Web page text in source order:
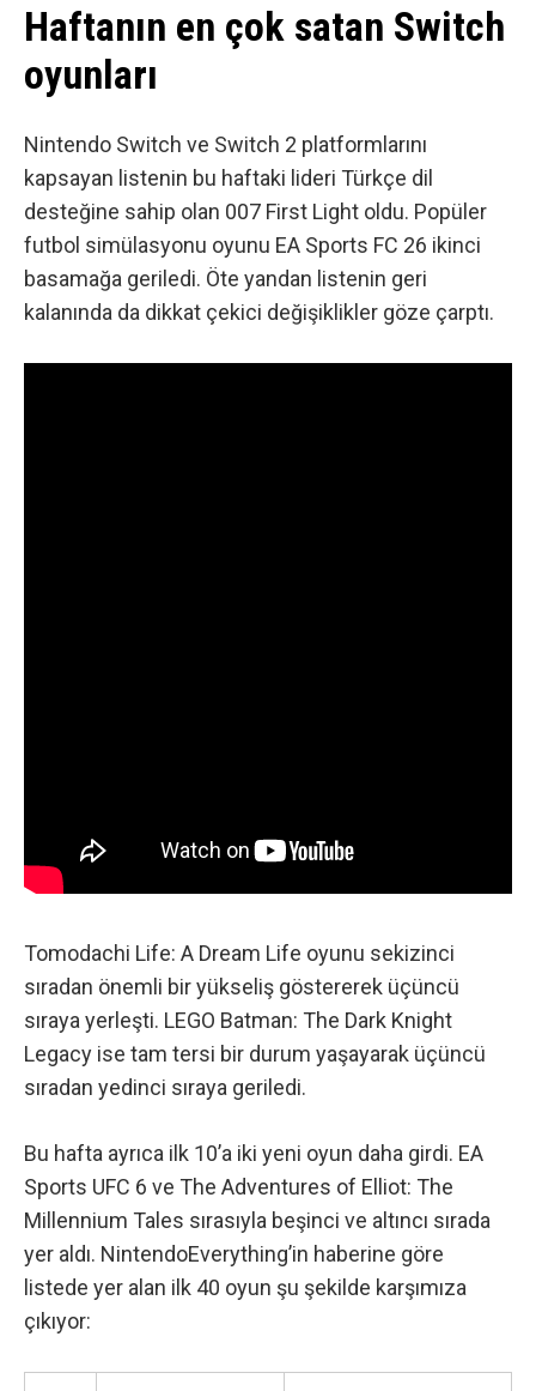
Haftanın en çok satan Switch
oyunları
Nintendo Switch ve Switch 2 platformlarını
kapsayan listenin bu haftaki lideri Türkçe dil
desteğine sahip olan 007 First Light oldu. Popüler
futbol simülasyonu oyunu EA Sports FC 26 ikinci
basamağa geriledi. Öte yandan listenin geri
kalanında da dikkat çekici değişiklikler göze çarptı.
Tomodachi Life: A Dream Life oyunu sekizinci
sıradan önemli bir yükseliş göstererek üçüncü
sıraya yerleşti. LEGO Batman: The Dark Knight
Legacy ise tam tersi bir durum yaşayarak üçüncü
sıradan yedinci sıraya geriledi.
Bu hafta ayrıca ilk 10’a iki yeni oyun daha girdi. EA
Sports UFC 6 ve The Adventures of Elliot: The
Millennium Tales sırasıyla beşinci ve altıncı sırada
yer aldı. NintendoEverything’in haberine göre
listede yer alan ilk 40 oyun şu şekilde karşımıza
çıkıyor: